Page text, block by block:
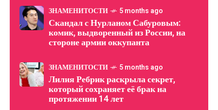
ЗНАМЕНИТОСТИ 5 months ago
Скандал с Нурланом Сабуровым:
комик, выдворенный из России, на
стороне армии оккупанта
ЗНАМЕНИТОСТИ 5 months ago
Лилия Ребрик раскрыла секрет,
который сохраняет её брак на
протяжении 14 лет